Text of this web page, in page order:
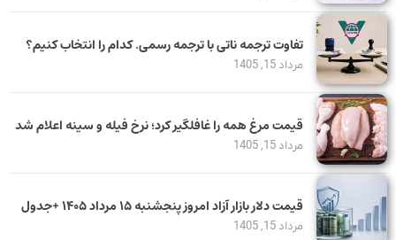
تفاوت ترجمه ناتی با ترجمه رسمی. کدام را انتخاب کنیم؟
مرداد 15, 1405
قیمت مرغ همه را غافلگیر کرد؛ نرخ فیله و سینه اعلام شد
مرداد 15, 1405
قیمت دلار بازار آزاد امروز پنجشنبه ۱۵ مرداد ۱۴۰۵ +جدول
مرداد 15, 1405